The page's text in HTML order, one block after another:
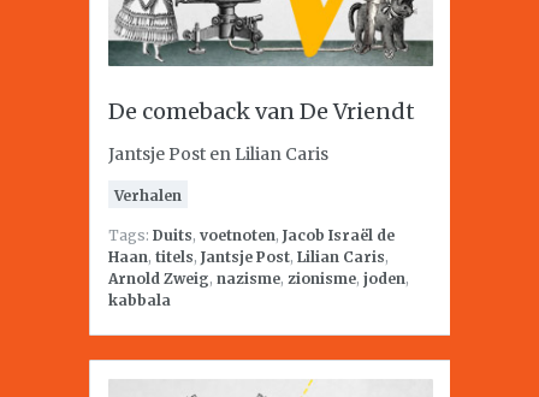
De comeback van De Vriendt
Jantsje Post en Lilian Caris
Verhalen
Tags: Duits, voetnoten, Jacob Israël de
Haan, titels, Jantsje Post, Lilian Caris,
Arnold Zweig, nazisme, zionisme, joden,
kabbala